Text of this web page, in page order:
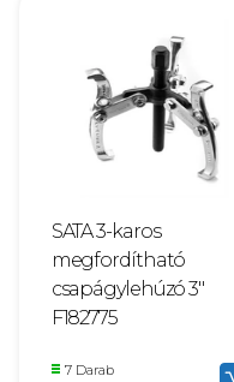
SATA 3-karos
megfordítható
csapágylehúzó 3"
F182775
7 Darab